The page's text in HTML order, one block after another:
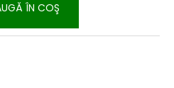
ÎN COŞ